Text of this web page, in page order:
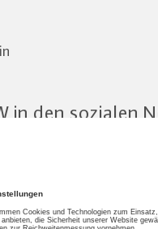
in den sozialen
Zum Mitgliederbereich